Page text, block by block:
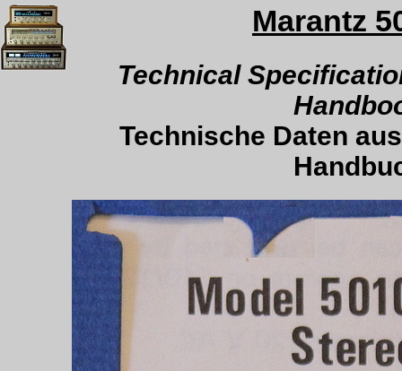
Marantz
Technical
Technische Daten